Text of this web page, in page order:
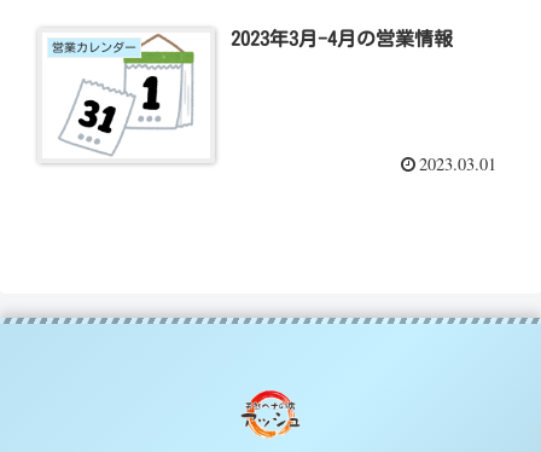
営業カレンダー 2023年3月-4月の営業情報
2023.03.01